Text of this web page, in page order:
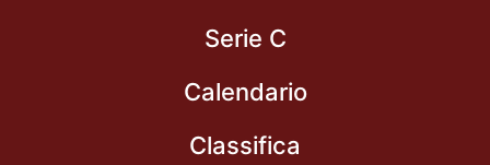
Serie C
Calendario
Classifica